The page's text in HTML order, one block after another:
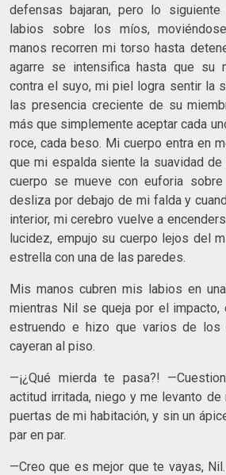
defensas bajaran, pero lo
labios sobre los míos,
manos recorren mi torso hasta
agarre se intensifica hasta que su
contra el suyo, mi piel logra sentir la
las presencia creciente de su
más que simplemente aceptar cada
roce, cada beso. Mi cuerpo entra en
que mi espalda siente la suavidad de
cuerpo se mueve con euforia
desliza por debajo de mi falda y
interior, mi cerebro vuelve a
lucidez, empujo su cuerpo lejos del
estrella con una de las paredes.
Mis manos cubren mis labios en
mientras Nil se queja por el impacto,
estruendo e hizo que varios de los
cayeran al piso.
—¡¿Qué mierda te pasa?!
actitud irritada, niego y me levanto
puertas de mi habitación, y sin un
par en par.
—Creo que es mejor que te vayas,